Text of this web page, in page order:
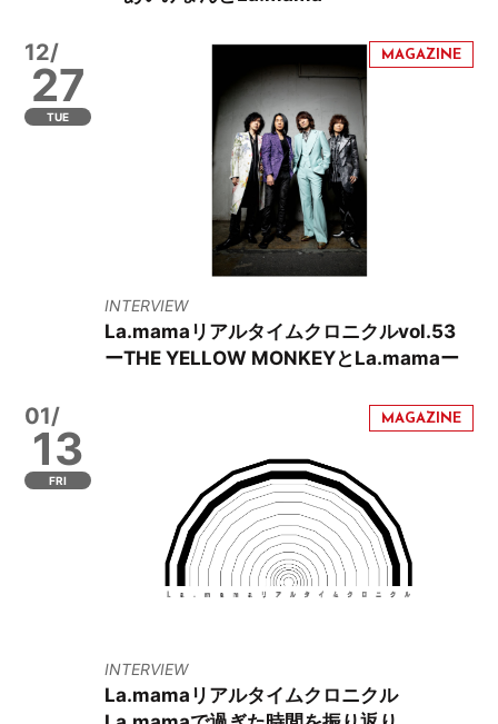
12/
27
TUE
INTERVIEW
La.mamaリアルタイムクロニクルvol.53
ーTHE YELLOW MONKEYとLa.mamaー
01/
13
FRI
INTERVIEW
La.mamaリアルタイムクロニクル